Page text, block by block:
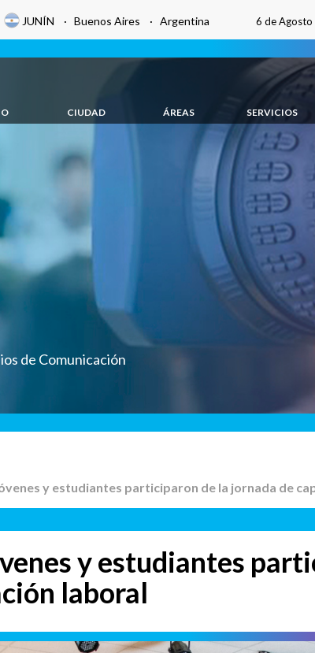
JUNÍN · Buenos Aires · Argentina 6 de
CIUDAD ÁREAS SERVICIOS
de Comunicación
y estudiantes participaron de la jornada de
y estudiantes
laboral